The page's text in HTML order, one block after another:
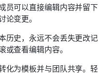
员可以直接编辑内容并留下
论变更。
历史，永远不会丢失更改记
或查看编辑内容。
化为模板并与团队共享。轻